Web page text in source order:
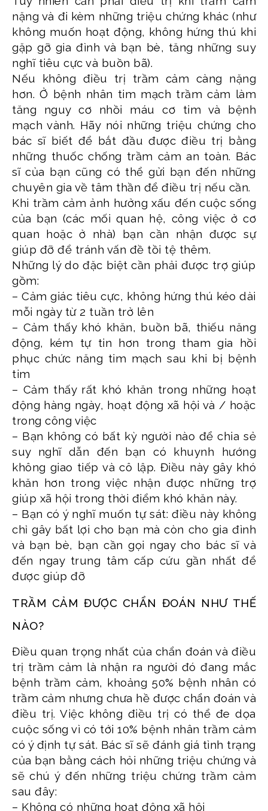
nặng và đi kèm những triệu chứng khác (như
không muốn hoạt động, không hứng thú khi
gặp gỡ gia đình và bạn bè, tăng những suy
nghĩ tiêu cực và buồn bã).
Nếu không điều trị trầm cảm càng nặng
hơn. Ở bệnh nhân tim mạch trầm cảm làm
tăng nguy cơ nhồi máu cơ tim và bệnh
mạch vành. Hãy nói những triệu chứng cho
bác sĩ biết để bắt đầu được điều trị bằng
những thuốc chống trầm cảm an toàn. Bác
sĩ của bạn cũng có thể gửi bạn đến những
chuyên gia về tâm thần để điều trị nếu cần.
Khi trầm cảm ảnh hưởng xấu đến cuộc sống
của bạn (các mối quan hệ, công việc ở cơ
quan hoặc ở nhà) bạn cần nhận được sự
giúp đỡ để tránh vấn đề tồi tệ thêm.
Những lý do đặc biệt cần phải được trợ giúp
gồm:
– Cảm giác tiêu cực, không hứng thú kéo dài
mỗi ngày từ 2 tuần trở lên
– Cảm thấy khó khăn, buồn bã, thiếu năng
động, kém tự tin hơn trong tham gia hồi
phục chức năng tim mạch sau khi bị bệnh
tim
– Cảm thấy rất khó khăn trong những hoạt
động hàng ngày, hoạt động xã hội và / hoặc
trong công việc
– Bạn không có bất kỳ người nào để chia sẻ
suy nghĩ dẫn đến bạn có khuynh hướng
không giao tiếp và cô lập. Điều này gây khó
khăn hơn trong việc nhận được những trợ
giúp xã hội trong thời điểm khó khăn này.
– Bạn có ý nghĩ muốn tự sát: điều này không
chỉ gây bất lợi cho bạn mà còn cho gia đình
và bạn bè, bạn cần gọi ngay cho bác sĩ và
đến ngay trung tâm cấp cứu gần nhất để
được giúp đỡ
TRẦM CẢM ĐƯỢC CHẨN ĐOÁN NHƯ THẾ
NÀO?
Điều quan trọng nhất của chẩn đoán và điều
trị trầm cảm là nhận ra người đó đang mắc
bệnh trầm cảm, khoảng 50% bệnh nhân có
trầm cảm nhưng chưa hề được chẩn đoán và
điều trị. Việc không điều trị có thể đe dọa
cuộc sống vì có tới 10% bệnh nhân trầm cảm
có ý định tự sát. Bác sĩ sẽ đánh giá tình trạng
của bạn bằng cách hỏi những triệu chứng và
sẽ chú ý đến những triệu chứng trầm cảm
sau đây:
– Không có những hoạt động xã hội